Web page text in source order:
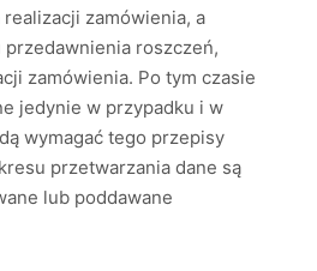
zamówienia, a
roszczeń,
zamówienia. Po tym czasie
jedynie w przypadku i w
wymagać tego przepisy
przetwarzania dane są
lub poddawane